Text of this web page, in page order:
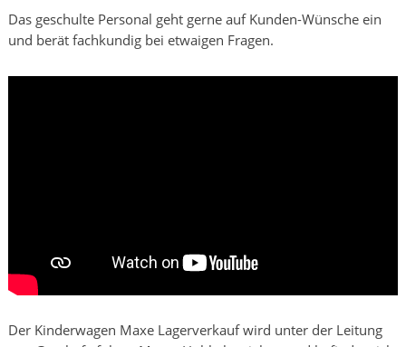
Das geschulte Personal geht gerne auf Kunden-Wünsche ein
und berät fachkundig bei etwaigen Fragen.
Der Kinderwagen Maxe Lagerverkauf wird unter der Leitung